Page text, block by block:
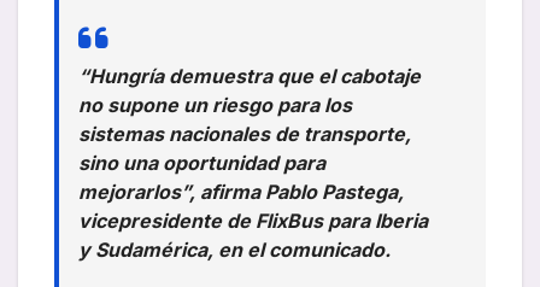
“Hungría demuestra que el cabotaje
no supone un riesgo para los
sistemas nacionales de transporte,
sino una oportunidad para
mejorarlos”, afirma Pablo Pastega,
vicepresidente de FlixBus para Iberia
y Sudamérica, en el comunicado.